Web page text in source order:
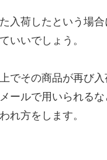
入荷したという場
いいでしょう。
でその商品が再び
ールで用いられる
れ方をします。